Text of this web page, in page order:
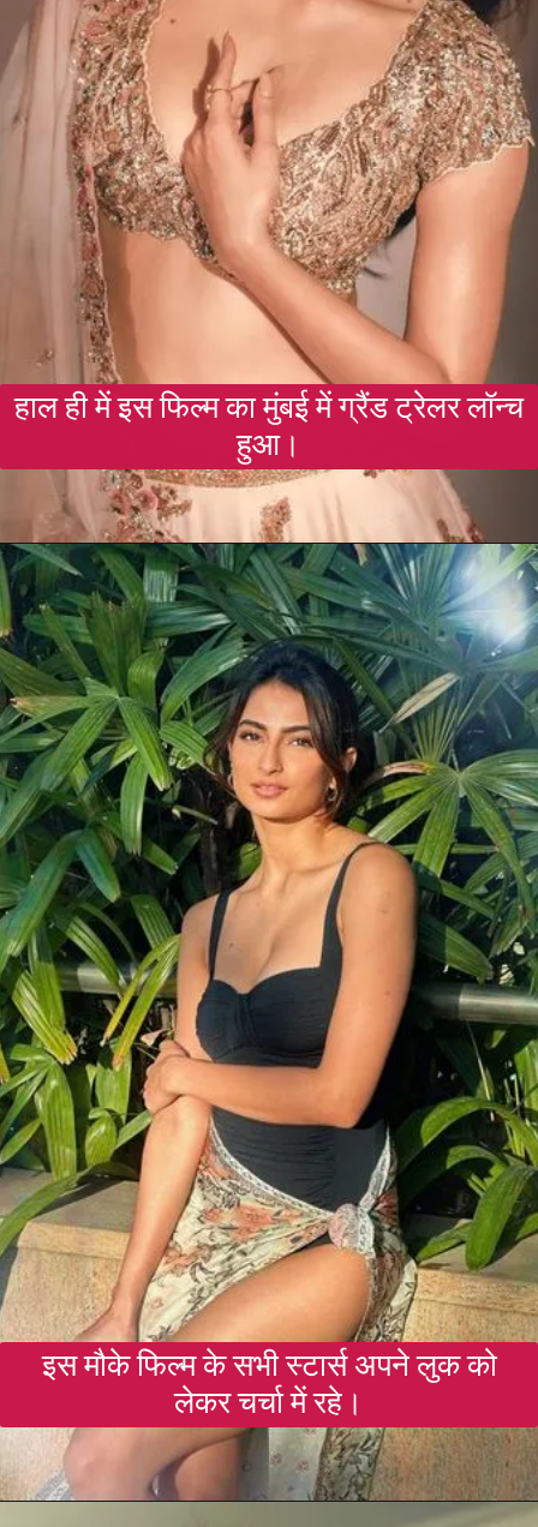
हाल ही में इस फिल्म का मुंबई में ग्रैंड ट्रेलर लॉन्च
हुआ।
इस मौके फिल्म के सभी स्टार्स अपने लुक को
लेकर चर्चा में रहे।